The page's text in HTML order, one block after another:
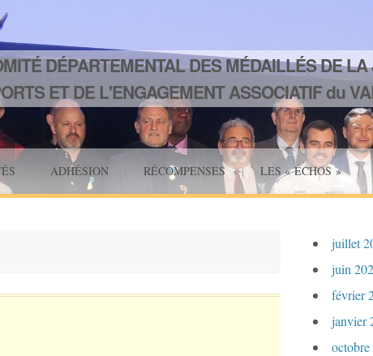
DÉPARTEMENTAL DES MÉDAILLÉS DE
ET DE L'ENGAGEMENT ASSOCIATIF du
ADHÉSION RÉCOMPENSES | LES « ÉCHOS » |
juillet
juin
février
janvier
octobre